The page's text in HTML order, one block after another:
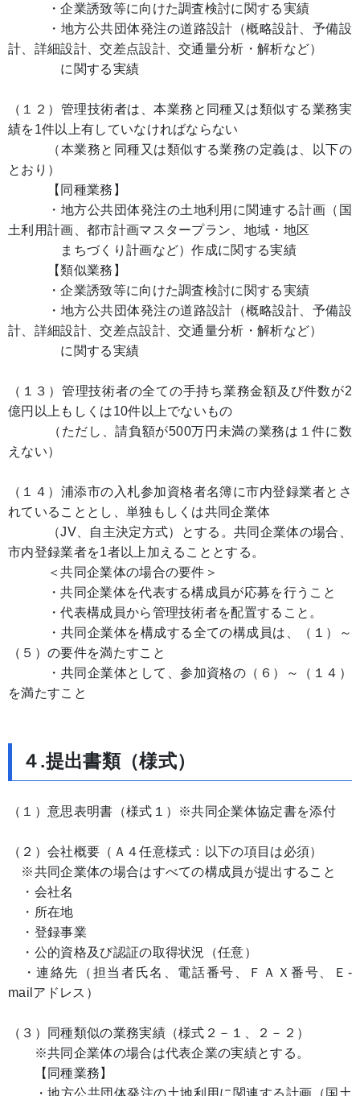
・企業誘致等に向けた調査検討に関する実績
・地方公共団体発注の道路設計（概略設計、予備設
計、詳細設計、交差点設計、交通量分析・解析など）
に関する実績
（１２）管理技術者は、本業務と同種又は類似する業務実
績を1件以上有していなければならない
（本業務と同種又は類似する業務の定義は、以下の
とおり）
【同種業務】
・地方公共団体発注の土地利用に関連する計画（国
土利用計画、都市計画マスタープラン、地域・地区
まちづくり計画など）作成に関する実績
【類似業務】
・企業誘致等に向けた調査検討に関する実績
・地方公共団体発注の道路設計（概略設計、予備設
計、詳細設計、交差点設計、交通量分析・解析など）
に関する実績
（１３）管理技術者の全ての手持ち業務金額及び件数が2
億円以上もしくは10件以上でないもの
（ただし、請負額が500万円未満の業務は１件に数
えない）
（１４）浦添市の入札参加資格者名簿に市内登録業者とさ
れていることとし、単独もしくは共同企業体
（JV、自主決定方式）とする。共同企業体の場合、
市内登録業者を1者以上加えることとする。
＜共同企業体の場合の要件＞
・共同企業体を代表する構成員が応募を行うこと
・代表構成員から管理技術者を配置すること。
・共同企業体を構成する全ての構成員は、（１）～
（５）の要件を満たすこと
・共同企業体として、参加資格の（６）～（１４）
を満たすこと
４.提出書類（様式）
（１）意思表明書（様式１）※共同企業体協定書を添付
（２）会社概要（Ａ４任意様式：以下の項目は必須）
※共同企業体の場合はすべての構成員が提出すること
・会社名
・所在地
・登録事業
・公的資格及び認証の取得状況（任意）
・連絡先（担当者氏名、電話番号、ＦＡＸ番号、Ｅ-
mailアドレス）
（３）同種類似の業務実績（様式２－１、２－２）
※共同企業体の場合は代表企業の実績とする。
【同種業務】
・地方公共団体発注の土地利用に関連する計画（国土